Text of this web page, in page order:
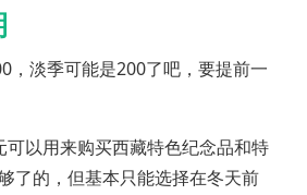
，淡季可能是200了吧，要提前一
以用来购买西藏特色纪念品和特
了的，但基本只能选择在冬天前